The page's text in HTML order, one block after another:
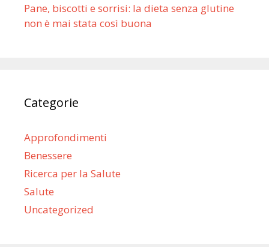
Pane, biscotti e sorrisi: la dieta senza glutine
non è mai stata così buona
Categorie
Approfondimenti
Benessere
Ricerca per la Salute
Salute
Uncategorized